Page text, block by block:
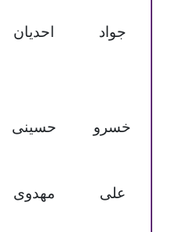
جواد احدیان
خسرو حسینی
علی مهدوی